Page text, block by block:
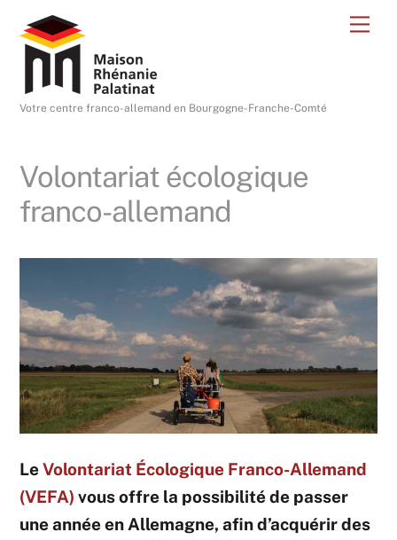
content
Votre centre franco-allemand en Bourgogne-Franche-Comté
Volontariat écologique
franco-allemand
LeVolontariat Écologique Franco-Allemand
(VEFA)vous offre la possibilité de passer
une année en Allemagne, afin d’acquérir des